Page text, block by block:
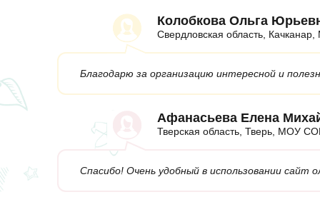
Колобкова Ольга
Свердловская область,
Благодарю за организацию интересной и
Афанасьева Елена
Тверская область, Тверь, МОУ
Спасибо! Очень удобный в использовании сайт